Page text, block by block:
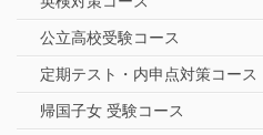
公立高校受験コース
定期テスト・内申点対策コース
帰国子女 受験コース